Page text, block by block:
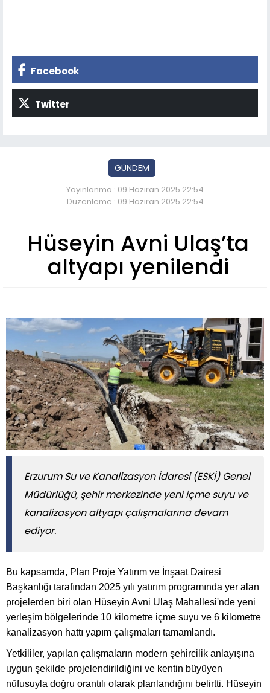
Facebook
Twitter
GÜNDEM
Yayınlanma : 09 Haziran 2025 22:54
Düzenleme : 09 Haziran 2025 22:54
Hüseyin Avni Ulaş’ta
altyapı yenilendi
​​​​​​​Erzurum Su ve Kanalizasyon İdaresi (ESKİ) Genel
Müdürlüğü, şehir merkezinde yeni içme suyu ve
kanalizasyon altyapı çalışmalarına devam
ediyor.
Bu kapsamda, Plan Proje Yatırım ve İnşaat Dairesi
Başkanlığı tarafından 2025 yılı yatırım programında yer alan
projelerden biri olan Hüseyin Avni Ulaş Mahallesi'nde yeni
yerleşim bölgelerinde 10 kilometre içme suyu ve 6 kilometre
kanalizasyon hattı yapım çalışmaları tamamlandı.
Yetkililer, yapılan çalışmaların modern şehircilik anlayışına
uygun şekilde projelendirildiğini ve kentin büyüyen
nüfusuyla doğru orantılı olarak planlandığını belirtti. Hüseyin